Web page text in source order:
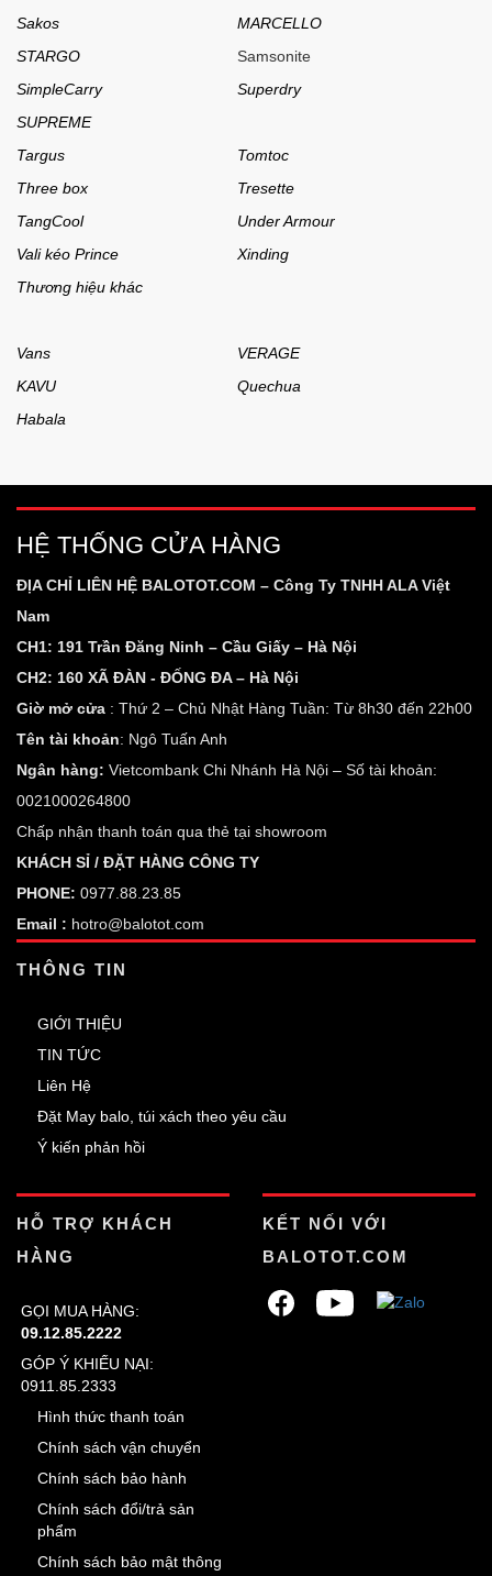
Sakos
MARCELLO
STARGO
Samsonite
SimpleCarry
Superdry
SUPREME
Targus
Tomtoc
Three box
Tresette
TangCool
Under Armour
Vali kéo Prince
Xinding
Thương hiệu khác
Vans
VERAGE
KAVU
Quechua
Habala
HỆ THỐNG CỬA HÀNG
ĐỊA CHỈ LIÊN HỆ BALOTOT.COM – Công Ty TNHH ALA Việt
Nam
CH1: 191 Trần Đăng Ninh – Cầu Giấy – Hà Nội
CH2: 160 XÃ ĐÀN - ĐỐNG ĐA – Hà Nội
Giờ mở cửa : Thứ 2 – Chủ Nhật Hàng Tuần: Từ 8h30 đến 22h00
Tên tài khoản: Ngô Tuấn Anh
Ngân hàng: Vietcombank Chi Nhánh Hà Nội – Số tài khoản:
0021000264800
Chấp nhận thanh toán qua thẻ tại showroom
KHÁCH SỈ / ĐẶT HÀNG CÔNG TY
PHONE: 0977.88.23.85
Email : hotro@balotot.com
THÔNG TIN
GIỚI THIỆU
TIN TỨC
Liên Hệ
Đặt May balo, túi xách theo yêu cầu
Ý kiến phản hồi
HỖ TRỢ KHÁCH
HÀNG
GỌI MUA HÀNG:
09.12.85.2222
GÓP Ý KHIẾU NẠI:
0911.85.2333
Hình thức thanh toán
Chính sách vận chuyển
Chính sách bảo hành
Chính sách đổi/trả sản
phẩm
Chính sách bảo mật thông
KẾT NỐI VỚI
BALOTOT.COM